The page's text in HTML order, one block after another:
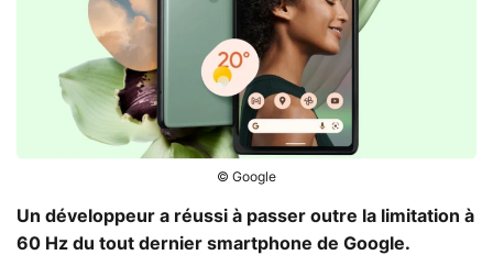
© Google
Un développeur a réussi à passer outre la limitation à
60 Hz du tout dernier smartphone de Google.